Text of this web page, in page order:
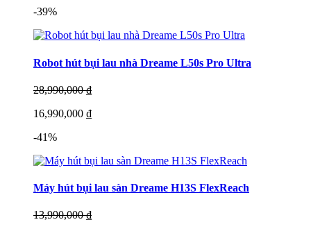
-39%
Robot hút bụi lau nhà Dreame L50s Pro Ultra
28,990,000 ₫
16,990,000 ₫
-41%
Máy hút bụi lau sàn Dreame H13S FlexReach
13,990,000 ₫